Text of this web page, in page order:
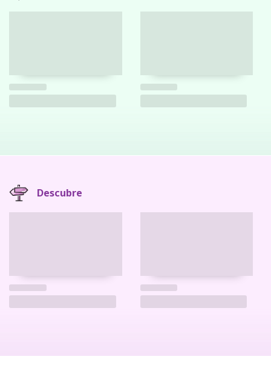
Descubre